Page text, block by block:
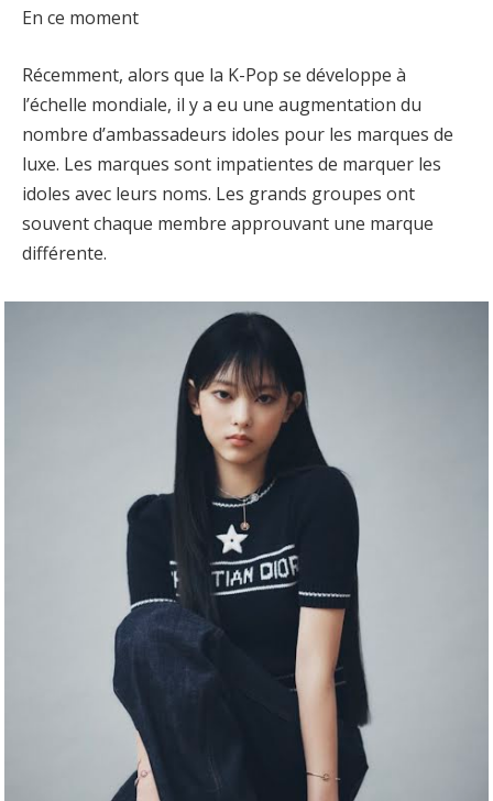
En ce moment
Récemment, alors que la K-Pop se développe à
l’échelle mondiale, il y a eu une augmentation du
nombre d’ambassadeurs idoles pour les marques de
luxe. Les marques sont impatientes de marquer les
idoles avec leurs noms. Les grands groupes ont
souvent chaque membre approuvant une marque
différente.